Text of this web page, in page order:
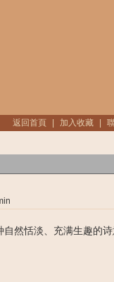
返回首頁 加入收藏
然恬淡、充满生趣的